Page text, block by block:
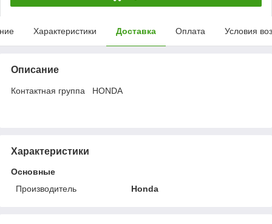
Характеристики Доставка Оплата Условия
Описание
Контактная группа HONDA
Характеристики
Основные
Производитель
Honda